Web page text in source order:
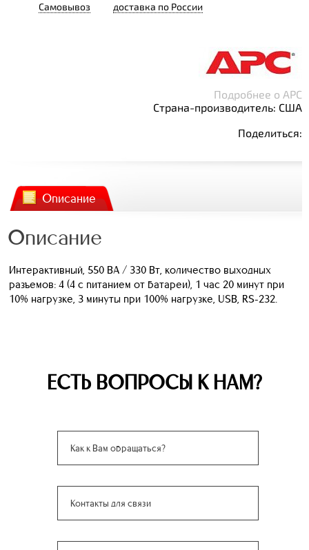
Самовывоз доставка по России
Подробнее о APC
Страна-производитель: США
Поделиться:
Описание
Описание
Интерактивный, 550 ВА / 330 Вт, количество выходных
разъемов: 4 (4 с питанием от батареи), 1 час 20 минут при
10% нагрузке, 3 минуты при 100% нагрузке, USB, RS-232.
ЕСТЬ ВОПРОСЫ К НАМ?